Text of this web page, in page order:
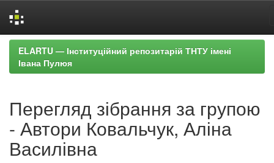
Skip
navigation
ELARTU — Інституційний репозитарій ТНТУ імені
Івана Пулюя
Перегляд зібрання за групою
- Автори Ковальчук, Аліна
Василівна